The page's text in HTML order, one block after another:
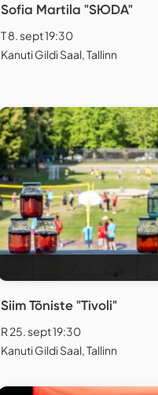
Sofia Martila "SЮDA"
T 8. sept 19:30
Kanuti Gildi Saal, Tallinn
Siim Tõniste "Tivoli"
R 25. sept 19:30
Kanuti Gildi Saal, Tallinn